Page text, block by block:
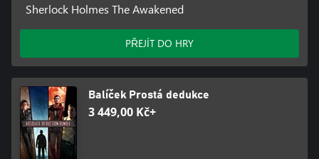
Sherlock Holmes The Awakened
PŘEJÍT DO HRY
Balíček Prostá dedukce
3 449,00 Kč+